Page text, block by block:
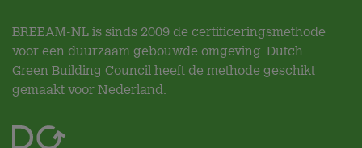
BREEAM-NL is sinds 2009 de certificeringsmethode
voor een duurzaam gebouwde omgeving. Dutch
Green Building Council heeft de methode geschikt
gemaakt voor Nederland.